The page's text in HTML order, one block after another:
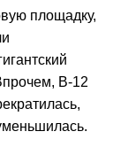
площадку,
В‑12